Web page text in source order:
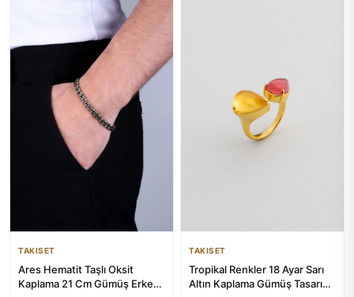
TAKISET
Ares Hematit Taşlı Oksit
Kaplama 21 Cm Gümüş Erkek
TAKISET
Tropikal Renkler 18 Ayar Sarı
Altın Kaplama Gümüş Tasarım